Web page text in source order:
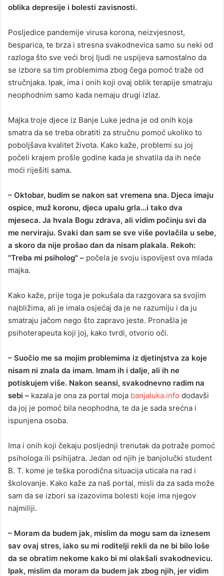
oblika depresije i bolesti zavisnosti.
Posljedice pandemije virusa korona, neizvjesnost,
besparica, te brza i stresna svakodnevica samo su neki od
razloga što sve veći broj ljudi ne uspijeva samostalno da
se izbore sa tim problemima zbog čega pomoć traže od
stručnjaka. Ipak, ima i onih koji ovaj oblik terapije smatraju
neophodnim samo kada nemaju drugi izlaz.
Majka troje djece iz Banje Luke jedna je od onih koja
smatra da se treba obratiti za stručnu pomoć ukoliko to
poboljšava kvalitet života. Kako kaže, problemi su joj
počeli krajem prošle godine kada je shvatila da ih neće
moći riješiti sama.
– Oktobar, budim se nakon sat vremena sna. Djeca imaju
ospice, muž koronu, djeca upalu grla…i tako dva
mjeseca. Ja hvala Bogu zdrava, ali vidim počinju svi da
me nerviraju. Svaki dan sam se sve više povlačila u sebe,
a skoro da nije prošao dan da nisam plakala. Rekoh:
"Treba mi psiholog" – počela je svoju ispovijest ova mlada
majka.
Kako kaže, prije toga je pokušala da razgovara sa svojim
najbližima, ali je imala osjećaj da je ne razumiju i da ju
smatraju jačom nego što zapravo jeste. Pronašla je
psihoterapeuta koji joj, kako tvrdi, otvorio oči.
– Suočio me sa mojim problemima iz djetinjstva za koje
nisam ni znala da imam. Imam ih i dalje, ali ih ne
potiskujem više. Nakon seansi, svakodnevno radim na
sebi – kazala je ona za portal moja banjaluka.info dodavši
da joj je pomoć bila neophodna, te da je sada srećna i
ispunjena osoba.
Ima i onih koji čekaju posljednji trenutak da potraže pomoć
psihologa ili psihijatra. Jedan od njih je banjolučki student
B. T. kome je teška porodična situacija uticala na rad i
školovanje. Kako kaže za naš portal, misli da za sada može
sam da se izbori sa izazovima bolesti koje ima njegov
najmiliji.
– Moram da budem jak, mislim da mogu sam da iznesem
sav ovaj stres, iako su mi roditelji rekli da ne bi bilo loše
da se obratim nekome kako bi mi olakšali svakodnevicu.
Ipak, mislim da moram da budem jak zbog njih, jer vidim